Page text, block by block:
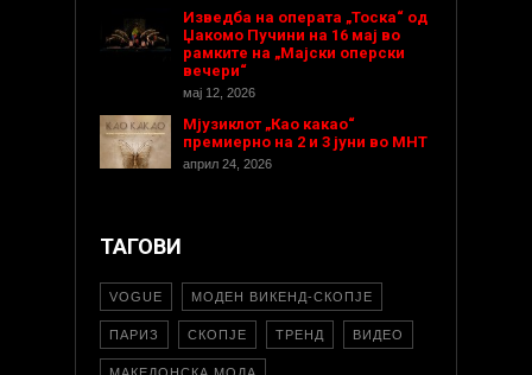
Изведба на операта „Тоска“ од
Џакомо Пучини на 16 мај во
рамките на „Мајски оперски
вечери“
мај 12, 2026
Мјузиклот „Као какао“
премиерно на 2 и 3 јуни во МНТ
април 24, 2026
ТАГОВИ
VOGUE МОДЕН ВИКЕНД-СКОПЈЕ
ПАРИЗ СКОПЈЕ ТРЕНД ВИДЕО